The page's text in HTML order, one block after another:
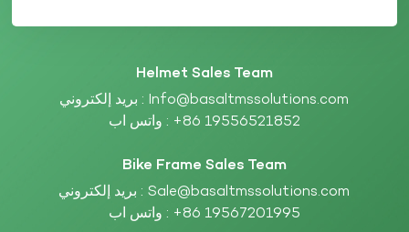
Helmet Sales Team
بريد إلكتروني : Info@basaltmssolutions.com
واتس اب : +86 19556521852
Bike Frame Sales Team
بريد إلكتروني : Sale@basaltmssolutions.com
واتس اب : +86 19567201995